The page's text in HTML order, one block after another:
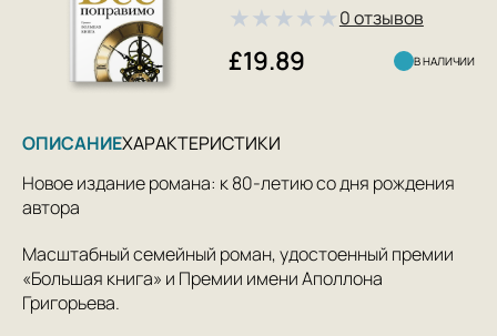
★★★★★0 отзывов
£19.89 В НАЛИЧИИ
ОПИСАНИЕХАРАКТЕРИСТИКИ
Новое издание романа: к 80-летию со дня рождения
автора
Масштабный семейный роман, удостоенный премии
«Большая книга» и Премии имени Аполлона
Григорьева.